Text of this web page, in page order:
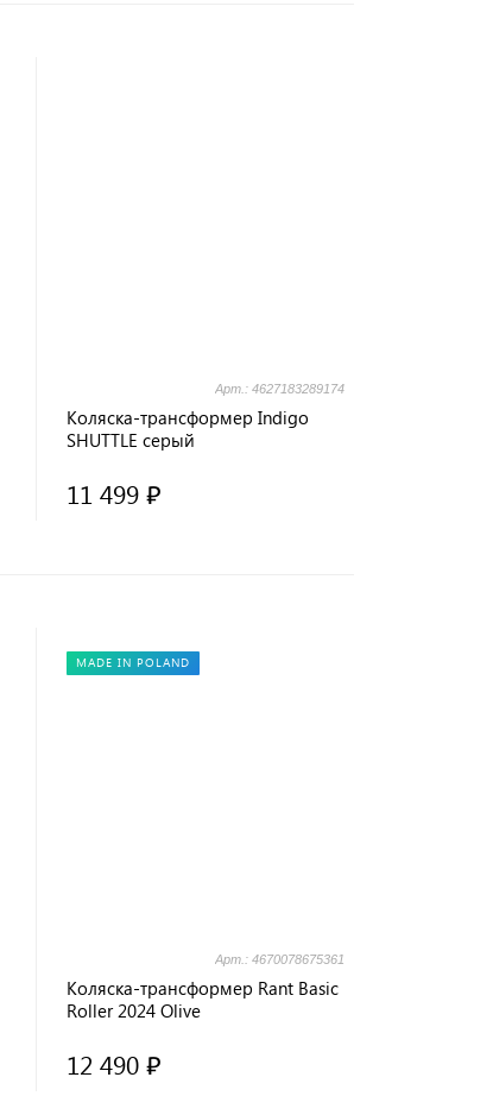
Арт.: 4627183289174
Коляска-трансформер Indigo
SHUTTLE серый
11 499 ₽
MADE IN POLAND
Арт.: 4670078675361
Коляска-трансформер Rant Basic
Roller 2024 Olive
12 490 ₽